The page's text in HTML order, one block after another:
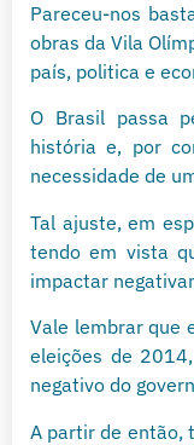
Pareceu-nos
obras da Vila
país, politica e
O Brasil passa
história e, por
necessidade de
Tal ajuste, em
tendo em vista
impactar
Vale lembrar que
eleições de
negativo do
A partir de então,